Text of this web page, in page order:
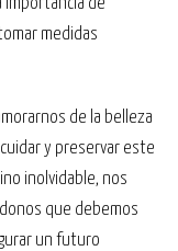
importancia de
medidas
de la belleza
y preservar este
inolvidable, nos
que debemos
un futuro